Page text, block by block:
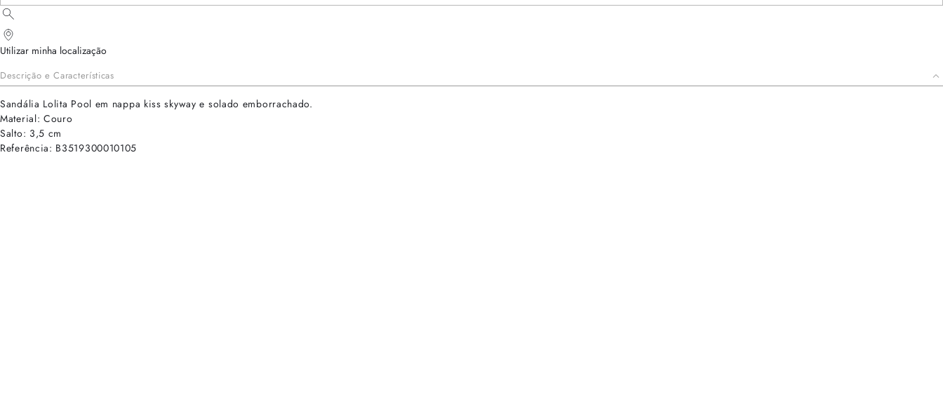
Utilizar minha localização
Descrição e Características
Sandália Lolita Pool em nappa kiss skyway e solado emborrachado.
Material: Couro
Salto: 3,5 cm
Referência: B3519300010105